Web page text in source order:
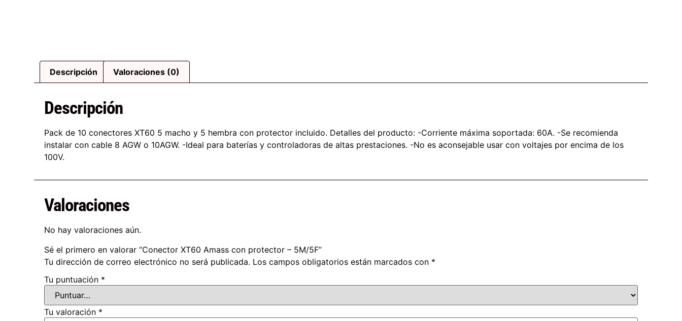
Descripción Valoraciones (0)
Descripción
Pack de 10 conectores XT60 5 macho y 5 hembra con protector incluido. Detalles del producto: -Corriente máxima soportada: 60A. -Se recomienda
instalar con cable 8 AGW o 10AGW. -Ideal para baterías y controladoras de altas prestaciones. -No es aconsejable usar con voltajes por encima de los
100V.
Valoraciones
No hay valoraciones aún.
Sé el primero en valorar “Conector XT60 Amass con protector – 5M/5F”
Tu dirección de correo electrónico no será publicada. Los campos obligatorios están marcados con *
Tu puntuación *
Tu valoración *